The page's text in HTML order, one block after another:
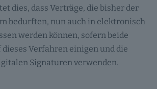
dies, dass Verträge, die bisher der
bedurften, nun auch in elektronisch
werden können, sofern beide
Verfahren einigen und die
Signaturen verwenden.